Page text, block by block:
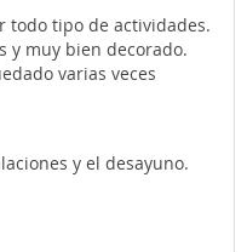
todo tipo de actividades.
y muy bien decorado.
varias veces
y el desayuno.